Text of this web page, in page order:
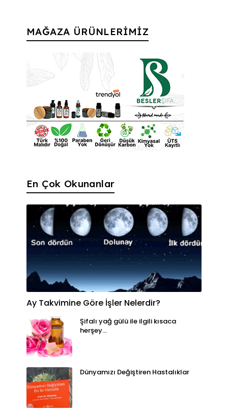
MAĞAZA ÜRÜNLERİMİZ
En Çok Okunanlar
Ay Takvimine Göre İşler Nelerdir?
Şifalı yağ gülü ile ilgili kısaca
herşey...
Dünyamızı Değiştiren Hastalıklar